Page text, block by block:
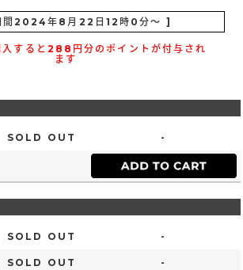
入すると288円分のポイントが付与され
ます
2024年8月22日12時0分～ ]
SOLD OUT -
SOLD OUT -
SOLD OUT -